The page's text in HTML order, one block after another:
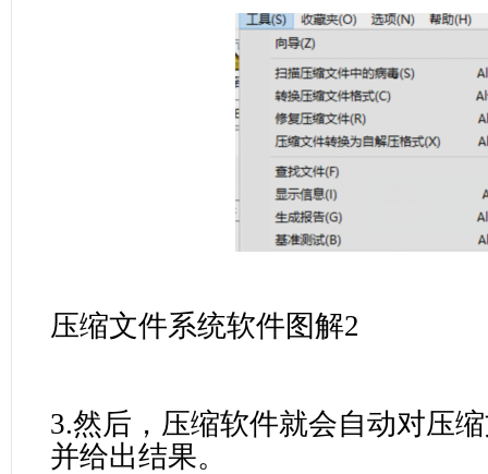
压缩文件系统软件图解2
3.然后，压缩软件就会自动对压
并给出结果。